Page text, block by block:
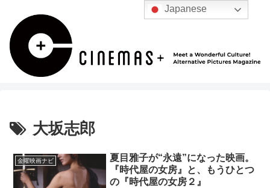
大坂志郎
金曜映画ナビ
夏目雅子が“永遠”になった映画。
『時代屋の女房』と、もうひとつ
の『時代屋の女房２』
Japanese